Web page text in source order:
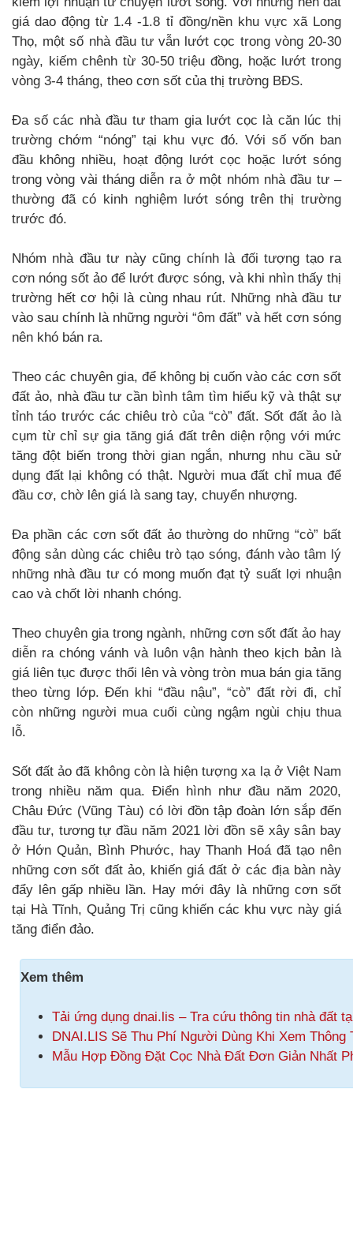
giá dao động từ 1.4 -1.8 tỉ đồng/nền khu vực xã Long
Thọ, một số nhà đầu tư vẫn lướt cọc trong vòng 20-30
ngày, kiếm chênh từ 30-50 triệu đồng, hoặc lướt trong
vòng 3-4 tháng, theo cơn sốt của thị trường BĐS.
Đa số các nhà đầu tư tham gia lướt cọc là căn lúc thị
trường chớm “nóng” tại khu vực đó. Với số vốn ban
đầu không nhiều, hoạt động lướt cọc hoặc lướt sóng
trong vòng vài tháng diễn ra ở một nhóm nhà đầu tư –
thường đã có kinh nghiệm lướt sóng trên thị trường
trước đó.
Nhóm nhà đầu tư này cũng chính là đối tượng tạo ra
cơn nóng sốt ảo để lướt được sóng, và khi nhìn thấy thị
trường hết cơ hội là cùng nhau rút. Những nhà đầu tư
vào sau chính là những người “ôm đất” và hết cơn sóng
nên khó bán ra.
Theo các chuyên gia, để không bị cuốn vào các cơn sốt
đất ảo, nhà đầu tư cần bình tâm tìm hiểu kỹ và thật sự
tỉnh táo trước các chiêu trò của “cò” đất. Sốt đất ảo là
cụm từ chỉ sự gia tăng giá đất trên diện rộng với mức
tăng đột biến trong thời gian ngắn, nhưng nhu cầu sử
dụng đất lại không có thật. Người mua đất chỉ mua để
đầu cơ, chờ lên giá là sang tay, chuyển nhượng.
Đa phần các cơn sốt đất ảo thường do những “cò” bất
động sản dùng các chiêu trò tạo sóng, đánh vào tâm lý
những nhà đầu tư có mong muốn đạt tỷ suất lợi nhuận
cao và chốt lời nhanh chóng.
Theo chuyên gia trong ngành, những cơn sốt đất ảo hay
diễn ra chóng vánh và luôn vận hành theo kịch bản là
giá liên tục được thổi lên và vòng tròn mua bán gia tăng
theo từng lớp. Đến khi “đầu nậu”, “cò” đất rời đi, chỉ
còn những người mua cuối cùng ngậm ngùi chịu thua
lỗ.
Sốt đất ảo đã không còn là hiện tượng xa lạ ở Việt Nam
trong nhiều năm qua. Điển hình như đầu năm 2020,
Châu Đức (Vũng Tàu) có lời đồn tập đoàn lớn sắp đến
đầu tư, tương tự đầu năm 2021 lời đồn sẽ xây sân bay
ở Hớn Quản, Bình Phước, hay Thanh Hoá đã tạo nên
những cơn sốt đất ảo, khiến giá đất ở các địa bàn này
đẩy lên gấp nhiều lần. Hay mới đây là những cơn sốt
tại Hà Tĩnh, Quảng Trị cũng khiến các khu vực này giá
tăng điển đảo.
Xem thêm
Tải ứng dụng dnai.lis – Tra cứu thông tin nhà đất
DNAI.LIS Sẽ Thu Phí Người Dùng Khi Xem Thông
Mẫu Hợp Đồng Đặt Cọc Nhà Đất Đơn Giản Nhất